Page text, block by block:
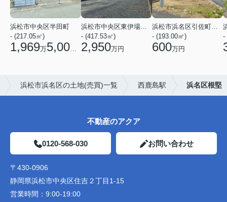
浜松市中央区半田町
- (217.05㎡)
1,969万5,000 円
- (417.53㎡)
2,950万円
- (193.00㎡)
600万円
-
浜松市浜名区の土地(売買)一覧 西鹿島駅 浜名区根堅
不動産のアクア
0120-568-030 お問い合わせ
〒430-0906
静岡県浜松市中央区住吉２丁目1-15
営業時間： 9:00-19:00